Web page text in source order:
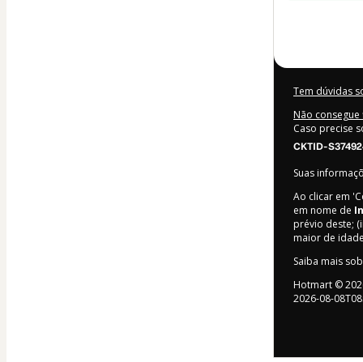
Tem dúvidas
Não
Caso precise
CKTID-
Suas
Ao clicar em
em nome de
prévio deste;
maior de
Saiba mais
Hotmart ©
2026-08-